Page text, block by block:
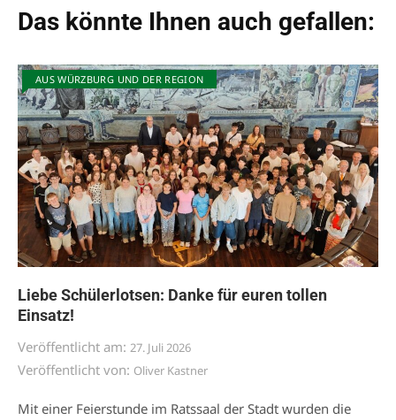
Das könnte Ihnen auch gefallen:
AUS WÜRZBURG UND DER REGION
Liebe Schülerlotsen: Danke für euren tollen
Einsatz!
Veröffentlicht am: 27. Juli 2026
Veröffentlicht von: Oliver Kastner
Mit einer Feierstunde im Ratssaal der Stadt wurden die